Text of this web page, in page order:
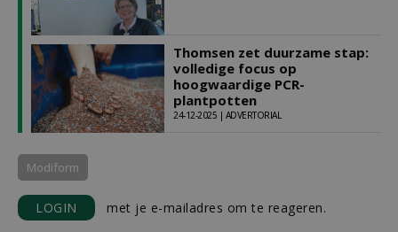
Thomsen zet duurzame stap:
volledige focus op
hoogwaardige PCR-
plantpotten
24-12-2025 | ADVERTORIAL
Modiform
LOGIN met je e-mailadres om te reageren.